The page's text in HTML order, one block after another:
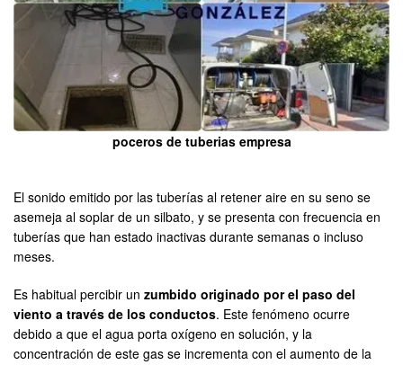
poceros de tuberias empresa
El sonido emitido por las tuberías al retener aire en su seno se
asemeja al soplar de un silbato, y se presenta con frecuencia en
tuberías que han estado inactivas durante semanas o incluso
meses.
Es habitual percibir un zumbido originado por el paso del
viento a través de los conductos. Este fenómeno ocurre
debido a que el agua porta oxígeno en solución, y la
concentración de este gas se incrementa con el aumento de la